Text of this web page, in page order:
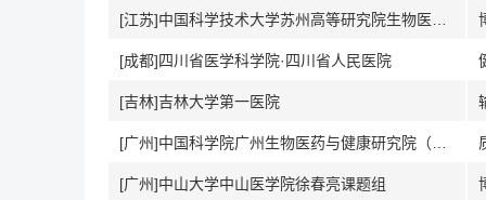
[成都]四川省医学科学院·四川省人民医院
[吉林]吉林大学第一医院
[广州]中山大学中山医学院徐春亮课题组